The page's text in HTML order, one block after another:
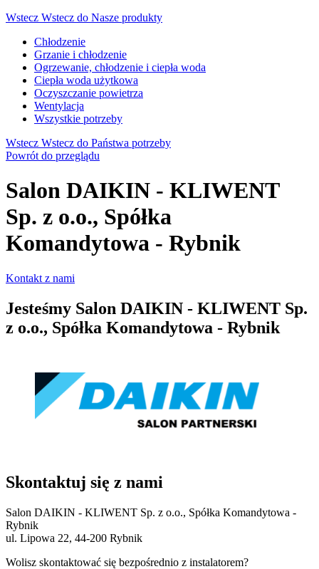
Wstecz Wstecz do Nasze produkty
Chłodzenie
Grzanie i chłodzenie
Ogrzewanie, chłodzenie i ciepła woda
Ciepła woda użytkowa
Oczyszczanie powietrza
Wentylacja
Wszystkie potrzeby
Wstecz Wstecz do Państwa potrzeby
Powrót do przeglądu
Salon DAIKIN - KLIWENT
Sp. z o.o., Spółka
Komandytowa - Rybnik
Kontakt z nami
Jesteśmy Salon DAIKIN - KLIWENT Sp.
z o.o., Spółka Komandytowa - Rybnik
Skontaktuj się z nami
Salon DAIKIN - KLIWENT Sp. z o.o., Spółka Komandytowa -
Rybnik
ul. Lipowa 22, 44-200 Rybnik
Wolisz skontaktować się bezpośrednio z instalatorem?